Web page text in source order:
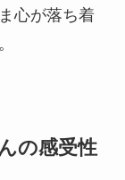
心が落ち着
の感受性